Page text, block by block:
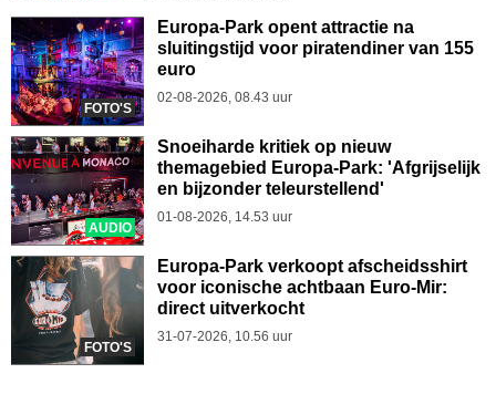
FOTO'S
Europa-Park opent attractie na
sluitingstijd voor piratendiner van 155
euro
02-08-2026, 08.43 uur
AUDIO
Snoeiharde kritiek op nieuw
themagebied Europa-Park: 'Afgrijselijk
en bijzonder teleurstellend'
01-08-2026, 14.53 uur
FOTO'S
Europa-Park verkoopt afscheidsshirt
voor iconische achtbaan Euro-Mir:
direct uitverkocht
31-07-2026, 10.56 uur